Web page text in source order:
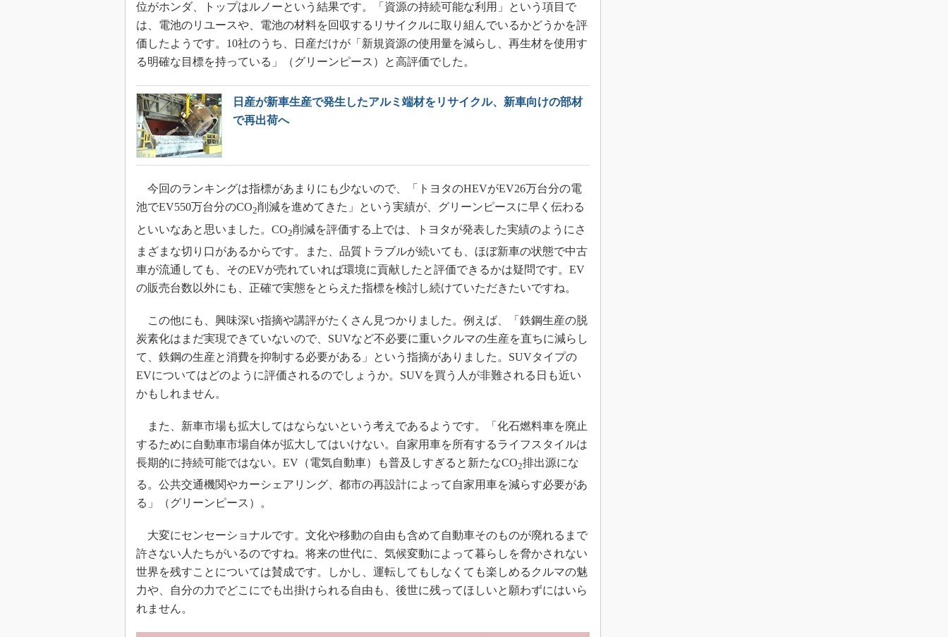
位がホンダ、トップはルノーという結果です。「資源の持続可能な利用」という項目で
は、電池のリユースや、電池の材料を回収するリサイクルに取り組んでいるかどうかを評
価したようです。10社のうち、日産だけが「新規資源の使用量を減らし、再生材を使用す
る明確な目標を持っている」（グリーンピース）と高評価でした。
日産が新車生産で発生したアルミ端材をリサイクル、新車向けの部材
で再出荷へ
今回のランキングは指標があまりにも少ないので、「トヨタのHEVがEV26万台分の電
池でEV550万台分のCO2削減を進めてきた」という実績が、グリーンピースに早く伝わる
といいなあと思いました。CO2削減を評価する上では、トヨタが発表した実績のようにさ
まざまな切り口があるからです。また、品質トラブルが続いても、ほぼ新車の状態で中古
車が流通しても、そのEVが売れていれば環境に貢献したと評価できるかは疑問です。EV
の販売台数以外にも、正確で実態をとらえた指標を検討し続けていただきたいですね。
この他にも、興味深い指摘や講評がたくさん見つかりました。例えば、「鉄鋼生産の脱
炭素化はまだ実現できていないので、SUVなど不必要に重いクルマの生産を直ちに減らし
て、鉄鋼の生産と消費を抑制する必要がある」という指摘がありました。SUVタイプの
EVについてはどのように評価されるのでしょうか。SUVを買う人が非難される日も近い
かもしれません。
また、新車市場も拡大してはならないという考えであるようです。「化石燃料車を廃止
するために自動車市場自体が拡大してはいけない。自家用車を所有するライフスタイルは
長期的に持続可能ではない。EV（電気自動車）も普及しすぎると新たなCO2排出源にな
る。公共交通機関やカーシェアリング、都市の再設計によって自家用車を減らす必要があ
る」（グリーンピース）。
大変にセンセーショナルです。文化や移動の自由も含めて自動車そのものが廃れるまで
許さない人たちがいるのですね。将来の世代に、気候変動によって暮らしを脅かされない
世界を残すことについては賛成です。しかし、運転してもしなくても楽しめるクルマの魅
力や、自分の力でどこにでも出掛けられる自由も、後世に残ってほしいと願わずにはいら
れません。